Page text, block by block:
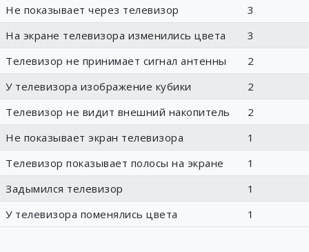
Не показывает через телевизор
3
На экране телевизора изменились цвета
3
Телевизор не принимает сигнал антенны
2
У телевизора изображение кубики
2
Телевизор не видит внешний накопитель
2
Не показывает экран телевизора
1
Телевизор показывает полосы на экране
1
Задымился телевизор
1
У телевизора поменялись цвета
1